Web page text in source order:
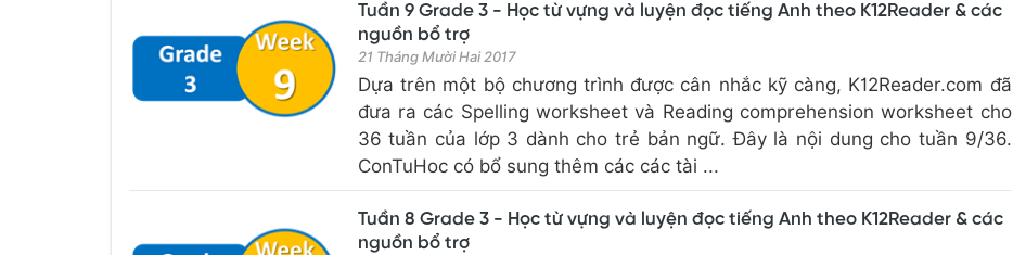
Tuần 9 Grade 3 - Học từ vựng và luyện đọc tiếng Anh theo K12Reader & các
nguồn bổ trợ
21 Tháng Mười Hai 2017
Dựa trên một bộ chương trình được cân nhắc kỹ càng, K12Reader.com đã
đưa ra các Spelling worksheet và Reading comprehension worksheet cho
36 tuần của lớp 3 dành cho trẻ bản ngữ. Đây là nội dung cho tuần 9/36.
ConTuHoc có bổ sung thêm các các tài ...
Tuần 8 Grade 3 - Học từ vựng và luyện đọc tiếng Anh theo K12Reader & các
nguồn bổ trợ